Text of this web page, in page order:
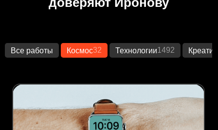
Все работы Космос32 Технологии1492 Креатив